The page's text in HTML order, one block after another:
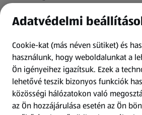
Információk
Kérdőív
Fizetési lehetőségek
Adatvédelmi
Cookie-kat (más néven sütiket) és
használunk, hogy weboldalunkat a
Ön igényeihez igazítsuk. Ezek a
lehetővé teszik bizonyos funkciók
közösségi hálózatokon való
az Ön hozzájárulása esetén az Ön